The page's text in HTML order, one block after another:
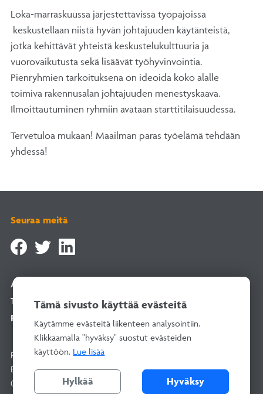
Loka-marraskuussa järjestettävissä työpajoissa
keskustellaan niistä hyvän johtajuuden käytänteistä,
jotka kehittävät yhteistä keskustelukulttuuria ja
vuorovaikutusta sekä lisäävät työhyvinvointia.
Pienryhmien tarkoituksena on ideoida koko alalle
toimiva rakennusalan johtajuuden menestyskaava.
Ilmoittautuminen ryhmiin avataan starttitilaisuudessa.
Tervetuloa mukaan! Maailman paras työelämä tehdään
yhdessä!
Seuraa meitä
Asiointipalvelu
Tilaa uutiskirje
Rekisteriselosteet
Rakentamisen Laatu RALA ry
Bertel Jungin aukio 1–9, 02600 Espoo
010 292 2100
(arkisin 8–16)
Tämä sivusto käyttää evästeitä
Käytämme evästeitä liikenteen analysointiin.
Klikkaamalla "hyväksy" suostut evästeiden
käyttöön. Lue lisää
Hylkää Hyväksy